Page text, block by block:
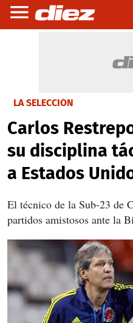
LA SELECCIÓN
Carlos
su disciplina
a Estados
El técnico de la Sub-23 de
partidos amistosos ante la